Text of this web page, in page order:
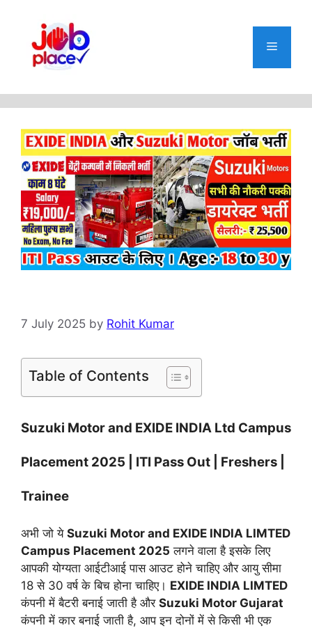
content
Menu
7 July 2025 by Rohit Kumar
Table of Contents
Suzuki Motor and EXIDE INDIA Ltd Campus
Placement 2025 | ITI Pass Out | Freshers |
Trainee
अभी जो ये Suzuki Motor and EXIDE INDIA LIMTED
Campus Placement 2025 लगने वाला है इसके लिए
आपकी योग्यता आईटीआई पास आउट होने चाहिए और आयु सीमा
18 से 30 वर्ष के बिच होना चाहिए। EXIDE INDIA LIMTED
कंपनी में बैटरी बनाई जाती है और Suzuki Motor Gujarat
कंपनी में कार बनाई जाती है, आप इन दोनों में से किसी भी एक